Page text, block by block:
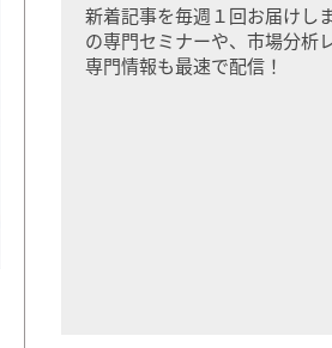
新着記事を毎週１回お届けし
の専門セミナーや、市場分析
専門情報も最速で配信！